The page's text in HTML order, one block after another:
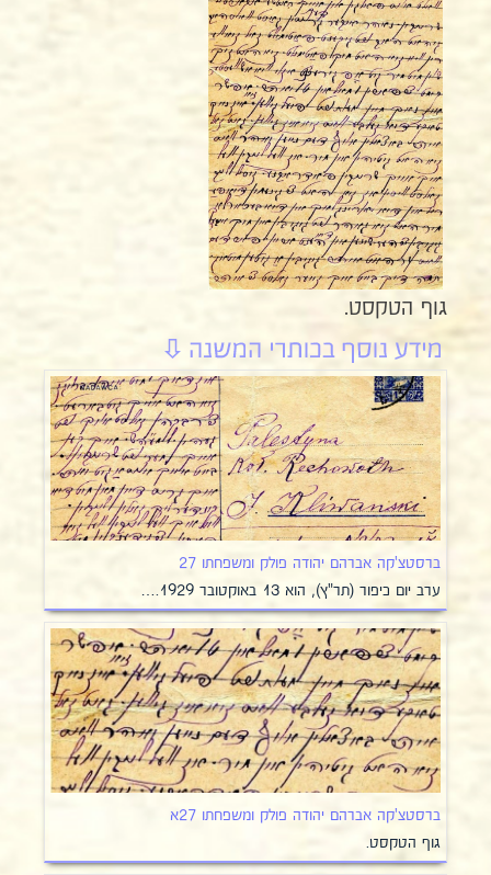
גוף הטקסט.
ברסטצ'קה אברהם יהודה פולק ומשפחתו 27
ערב יום כיפור (תר"ץ), הוא 13 באוקטובר 1929.…
ברסטצ'קה אברהם יהודה פולק ומשפחתו 27א
גוף הטקסט.